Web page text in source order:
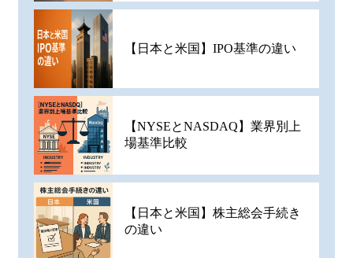
【日本と米国】IPO基準の違い
【NYSEとNASDAQ】業界別上
場基準比較
【日本と米国】株主総会手続き
の違い